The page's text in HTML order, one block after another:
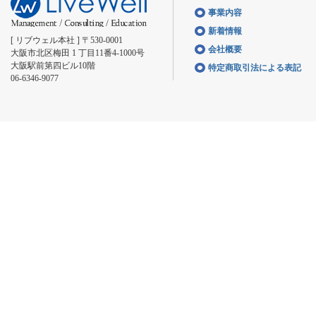
[ リブウェル本社 ] 〒530-0001
大阪市北区梅田 1 丁目11番4-1000号
大阪駅前第四ビル10階
06-6346-9077
事業内容
新着情報
会社概要
特定商取引法による表記